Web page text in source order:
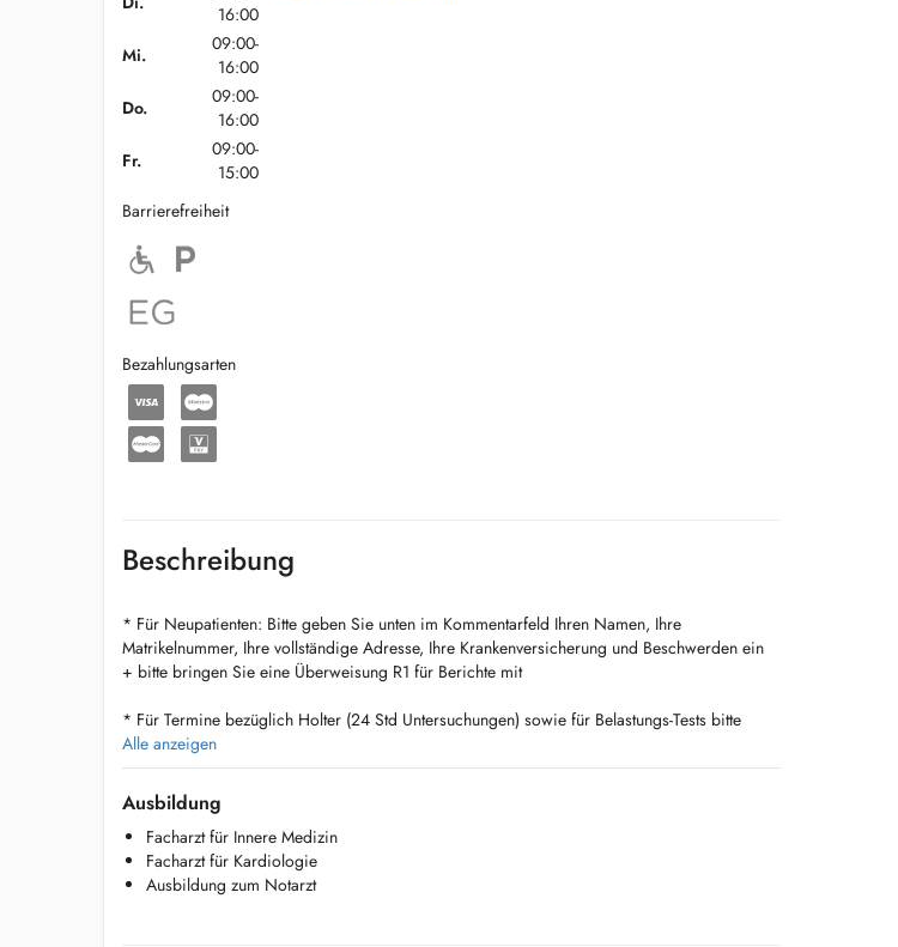
16:00
Mi.
09:00-
16:00
Do.
09:00-
16:00
Fr.
09:00-
15:00
Barrierefreiheit
Bezahlungsarten
Beschreibung
* Für Neupatienten: Bitte geben Sie unten im Kommentarfeld Ihren Namen, Ihre
Matrikelnummer, Ihre vollständige Adresse, Ihre Krankenversicherung und Beschwerden ein
+ bitte bringen Sie eine Überweisung R1 für Berichte mit
* Für Termine bezüglich Holter (24 Std Untersuchungen) sowie für Belastungs-Tests bitte
Termine telefonisch ausmachen 26 78 01 32
* Consultations werden direkt vor Ort bezahlt
* Kinder ab 12 Jahre
Alle anzeigen
Ausbildung
Facharzt für Innere Medizin
Facharzt für Kardiologie
Ausbildung zum Notarzt